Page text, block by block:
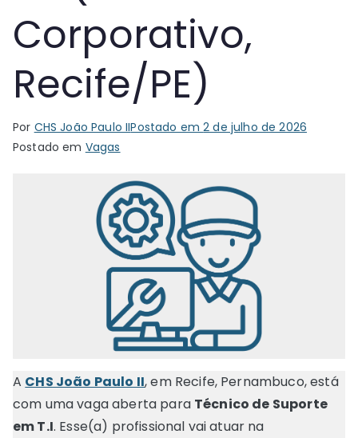
Corporativo,
Recife/PE)
Por CHS João Paulo IIPostado em2 de julho de 2026
Postado em Vagas
A CHS João Paulo II, em Recife, Pernambuco, está
com uma vaga aberta para Técnico de Suporte
em T.I. Esse(a) profissional vai atuar na